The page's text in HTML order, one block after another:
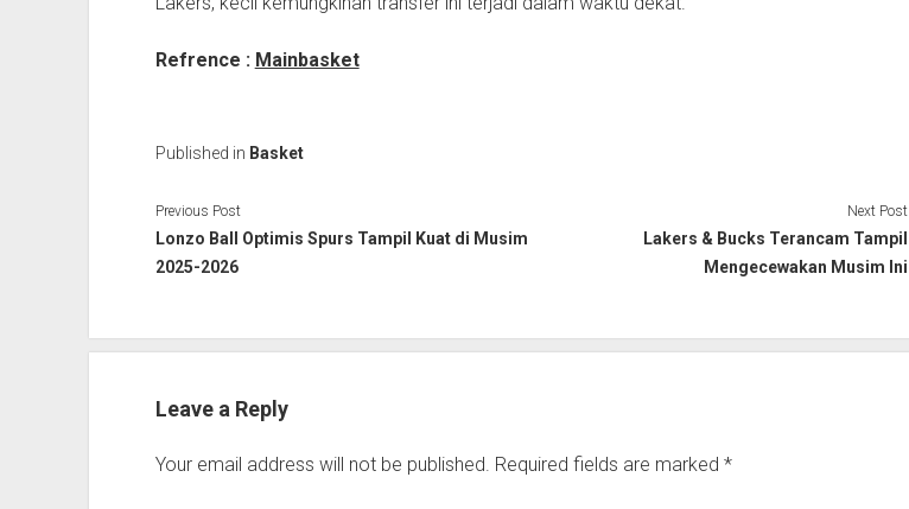
Refrence : Mainbasket
Published in Basket
Previous Post
Lonzo Ball Optimis Spurs Tampil Kuat di Musim
2025-2026
Next Post
Lakers & Bucks Terancam Tampil
Mengecewakan Musim Ini
Leave a Reply
Your email address will not be published. Required fields are marked *